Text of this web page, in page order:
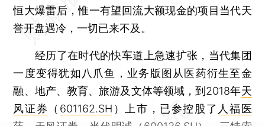
恒大爆雷后，惟一有望回流大额现金的项目当代天
誉开盘遇冷，一切已来不及。
经历了在时代的快车道上急速扩张，当代集团
一度变得犹如八爪鱼，业务版图从医药衍生至金
融、地产、教育、旅游及文体等领域，到2018年天
风证券
（ 601162.SH ）上市，已参控股了 人福医